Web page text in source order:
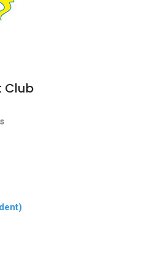
Club
54